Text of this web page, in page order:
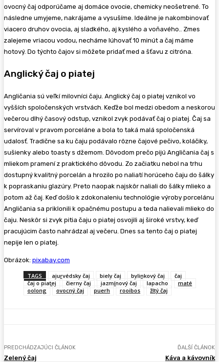
ovocný čaj odporúčame aj domáce ovocie, chemicky neošetrené. To
následne umyjeme, nakrájame a vysušíme. Ideálne je nakombinovať
viacero druhov ovocia, aj sladkého, aj kyslého a voňavého.. Zmes
zalejeme vriacou vodou, necháme lúhovať 10 minút a čaj máme
hotový. Do týchto čajov si môžete pridať med a šťavu z citróna.
Anglický čaj o piatej
Angličania sú veľkí milovníci čaju. Anglický čaj o piatej vznikol vo
vyšších spoločenských vrstvách. Keďže bol medzi obedom a neskorou
večerou dlhý časový odstup, vznikol zvyk podávať čaj o piatej. Čaj sa
servíroval v pravom porceláne a bola to taká malá spoločenská
udalosť. Tradične sa ku čaju podávalo rôzne čajové pečivo, koláčiky,
sušienky alebo toasty s džemom. Dôvodom prečo pijú Angličania čaj s
mliekom pramení z praktického dôvodu. Zo začiatku nebol na trhu
dostupný kvalitný porcelán a hrozilo po naliatí horúceho čaju do šálky
k popraskaniu glazúry. Preto naopak najskôr naliali do šálky mlieko a
potom až čaj. Keď došlo k zdokonaleniu technológie výroby porcelánu
Angličania sa priklonili k opačnému postupu a teda nalievali mlieko do
čaju. Neskôr si zvyk pitia čaju o piatej osvojili aj široké vrstvy, keď
pracujúcim často nahrádzal aj večeru. Dnes sa tento čaj o piatej
nepije len o piatej.
Obrázok: pixabay.com
TAGS ajurvédsky čaj biely čaj bylinkový čaj
čaj
čaj o piatej
čierny čaj jazmínový čaj lapacho
maté
oolong
ovocný čaj puerh rooibos žltý čaj
PREDCHÁDZAJÚCI ČLÁNOK
Zelený čaj
ĎALŠÍ ČLÁNOK
Káva a kávovník